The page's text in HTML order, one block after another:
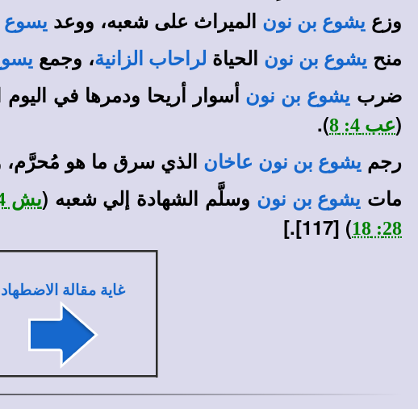
وزع يشوع بن نون الميراث على شعبه، ووعد يسوع
منح يشوع بن نون الحياة لراحاب الزانية، وجمع
ضرب يشوع بن نون أسوار أريحا ودمرها في اليوم
(عب 4: 8
).
رجم يشوع بن نون عاخان الذي سرق ما هو
مات يشوع بن نون وسلَّم الشهادة إلي شعبه (يش 24: 22
28: 18
) [117].]
غاية مقالة الاضطهاد